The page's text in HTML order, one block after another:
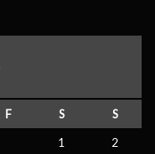
F S
S
1
2